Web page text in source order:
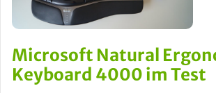
Microsoft Natural
Keyboard 4000 im Test